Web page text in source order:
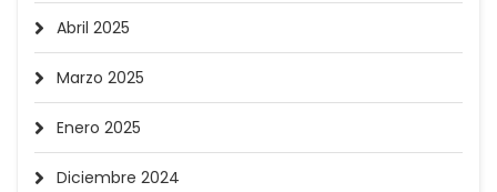
Abril 2025
Marzo 2025
Enero 2025
Diciembre 2024